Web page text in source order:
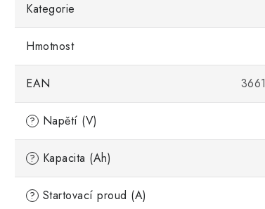
Kategorie
Hmotnost
EAN
? Napětí (V)
? Kapacita (Ah)
? Startovací proud (A)